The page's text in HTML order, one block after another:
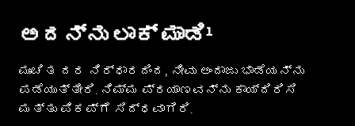
ಅದನ್ನು ಲಾಕ್ ಮಾಡಿ¹
ಮುಂಚಿತ ದರ ನಿರ್ಧಾರದಿಂದ, ನೀವು ಅಂದಾಜು ಭಾಡೆಯನ್ನು
ಪಡೆಯುತ್ತೀರಿ. ನಿಮ್ಮ ಪ್ರಯಾಣವನ್ನು ಕಾಯ್ದಿರಿಸಿ
ಮತ್ತು ಪಿಕಪ್‌ಗೆ ಸಿದ್ಧವಾಗಿರಿ.